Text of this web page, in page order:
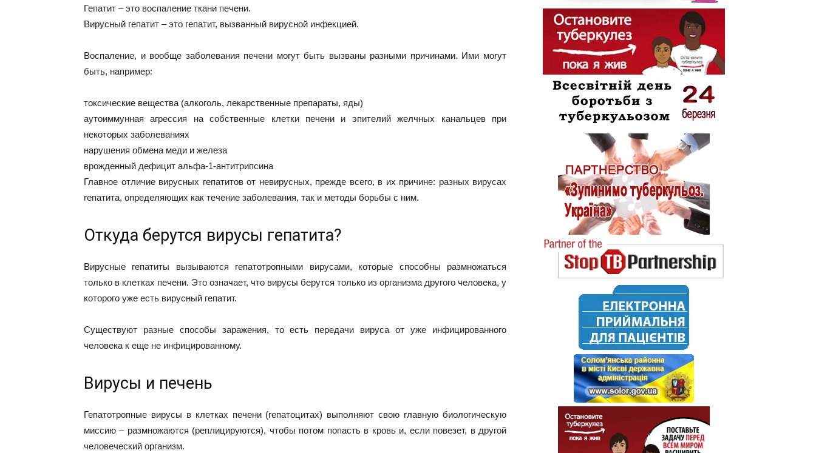
Гепатит – это воспаление ткани печени.
Вирусный гепатит – это гепатит, вызванный вирусной инфекцией.
Воспаление, и вообще заболевания печени могут быть вызваны разными причинами. Ими могут
быть, например:
токсические вещества (алкоголь, лекарственные препараты, яды)
аутоиммунная агрессия на собственные клетки печени и эпителий желчных канальцев при
некоторых заболеваниях
нарушения обмена меди и железа
врожденный дефицит альфа-1-антитрипсина
Главное отличие вирусных гепатитов от невирусных, прежде всего, в их причине: разных вирусах
гепатита, определяющих как течение заболевания, так и методы борьбы с ним.
Откуда берутся вирусы гепатита?
Вирусные гепатиты вызываются гепатотропными вирусами, которые способны размножаться
только в клетках печени. Это означает, что вирусы берутся только из организма другого человека, у
которого уже есть вирусный гепатит.
Существуют разные способы заражения, то есть передачи вируса от уже инфицированного
человека к еще не инфицированному.
Вирусы и печень
Гепатотропные вирусы в клетках печени (гепатоцитах) выполняют свою главную биологическую
миссию – размножаются (реплицируются), чтобы потом попасть в кровь и, если повезет, в другой
человеческий организм.